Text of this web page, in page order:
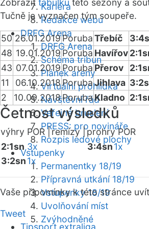
Kariéra
Redakce webu
DRFG Arena
DRFG Arena
Schéma tribun
Plánek areny
Virtuální prohlídka
Návštěvní řád
Veřejné bruslení
PRESS: pro novináře
Rozpis ledové plochy
Vstupenky
Permanentky 18/19
Přípravná utkání 18/19
Vstupenky 18/19
Uvolňování míst
Zvýhodněné
Zobrazit tabulku této sezóny a
Tučně je vyznačen tým soupeře.
50 26.01.2019PorubaTřebíč
48 19.01.2019Poruba Havířov
43 07.01.2019 Poruba Přerov
11
06.10.2018PorubaJihlava
2
10.09.2018PorubaKladno
Četnost výsledků
výhry POR |remízy |prohry POR
2:1sn 3x
3:2sn1x
3:4sn1x
Vaše připomínky k této stránce
Tweet
Tipsport extraliga